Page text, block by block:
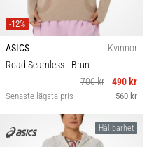
-12%
ASICS
Kvinnor
Road Seamless- Brun
700 kr
490 kr
Senaste lägsta pris 560 kr
Hållbarhet